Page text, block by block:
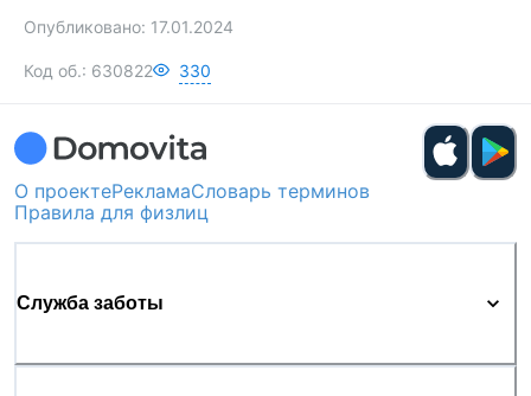
Опубликовано: 17.01.2024
Код об.: 630822 330
О проектеРекламаСловарь терминов
Правила для физлиц
Служба заботы